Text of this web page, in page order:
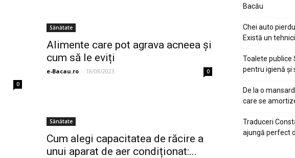
0
Sănătate
Alimente care pot agrava acneea și
cum să le eviți
e-Bacau.ro - 18/08/2023 0
Sănătate
Cum alegi capacitatea de răcire a
unui aparat de aer condiționat:...
Bacău
Chei auto
Există un
Toalete publice
pentru igienă şi
De la o
care se
Traduceri
ajungă perfect